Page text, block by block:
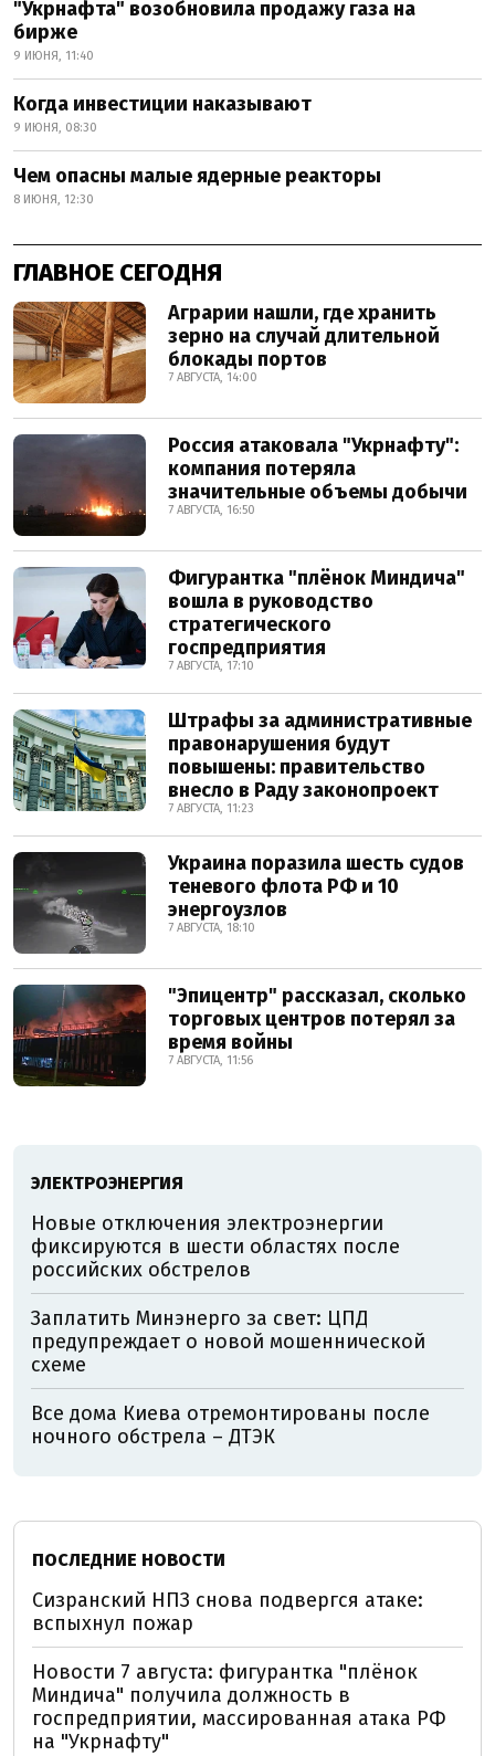
"Укрнафта" возобновила продажу газа на
бирже
9 ИЮНЯ, 11:40
Когда инвестиции наказывают
9 ИЮНЯ, 08:30
Чем опасны малые ядерные реакторы
8 ИЮНЯ, 12:30
ГЛАВНОЕ СЕГОДНЯ
Аграрии нашли, где хранить
зерно на случай длительной
блокады портов
7 АВГУСТА, 14:00
Россия атаковала "Укрнафту":
компания потеряла
значительные объемы добычи
7 АВГУСТА, 16:50
Фигурантка "плёнок Миндича"
вошла в руководство
стратегического
госпредприятия
7 АВГУСТА, 17:10
Штрафы за административные
правонарушения будут
повышены: правительство
внесло в Раду законопроект
7 АВГУСТА, 11:23
Украина поразила шесть судов
теневого флота РФ и 10
энергоузлов
7 АВГУСТА, 18:10
"Эпицентр" рассказал, сколько
торговых центров потерял за
время войны
7 АВГУСТА, 11:56
ЭЛЕКТРОЭНЕРГИЯ
Новые отключения электроэнергии
фиксируются в шести областях после
российских обстрелов
Заплатить Минэнерго за свет: ЦПД
предупреждает о новой мошеннической
схеме
Все дома Киева отремонтированы после
ночного обстрела – ДТЭК
ПОСЛЕДНИЕ НОВОСТИ
Сизранский НПЗ снова подвергся атаке:
вспыхнул пожар
Новости 7 августа: фигурантка "плёнок
Миндича" получила должность в
госпредприятии, массированная атака РФ
на "Укрнафту"